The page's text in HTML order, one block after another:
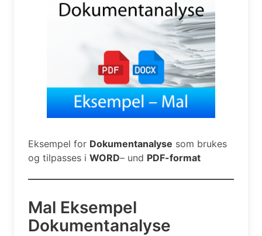
Eksempel for Dokumentanalyse som brukes
og tilpasses i WORD– und PDF-format
Mal Eksempel
Dokumentanalyse